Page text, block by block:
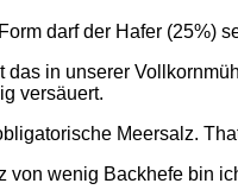
darf der Hafer (25%)
das in unserer
versäuert.
Meersalz.
von wenig Backhefe bin